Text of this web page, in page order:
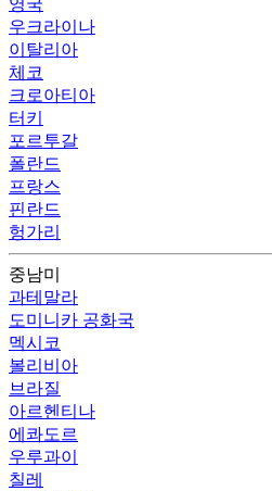
영국
우크라이나
이탈리아
체코
크로아티아
터키
포르투갈
폴란드
프랑스
핀란드
헝가리
중남미
과테말라
도미니카 공화국
멕시코
볼리비아
브라질
아르헨티나
에콰도르
우루과이
칠레